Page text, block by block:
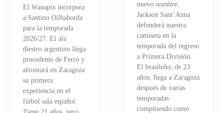
El Wanapix incorpora
a Santino Oilhaborda
para la temporada
2026/27. El ala
diestro argentino llega
procedente de Ferro y
afrontará en Zaragoza
su primera
experiencia en el
fútbol sala español.
nuevo nombre.
Jackson Sant’Anna
defenderá nuestra
camiseta en la
temporada del regreso
a Primera División.
El brasileño, de 23
años, llega a Zaragoza
después de varias
temporadas
compitiendo como